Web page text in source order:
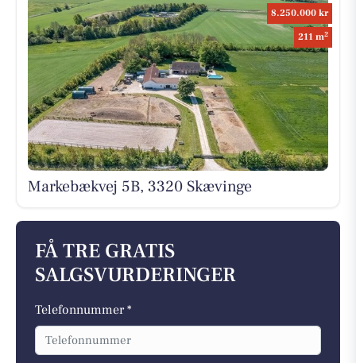
8.250.000 kr
211 m2
Markebækvej 5B, 3320 Skævinge
FÅ TRE GRATIS
SALGSVURDERINGER
Telefonnummer *